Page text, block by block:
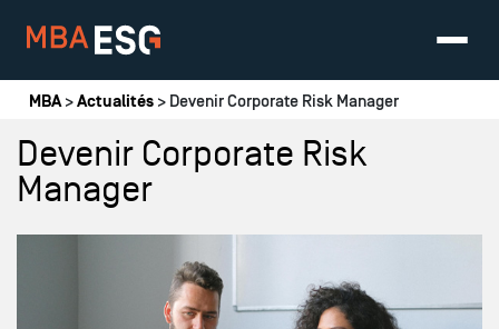
Vous êtes ici
MBA>Actualités > Devenir Corporate Risk Manager
Devenir Corporate Risk
Manager